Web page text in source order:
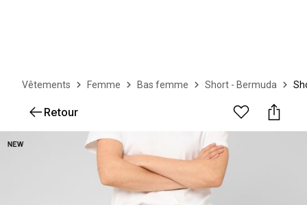
Vêtements Femme Bas femme Short - Bermuda
Retour